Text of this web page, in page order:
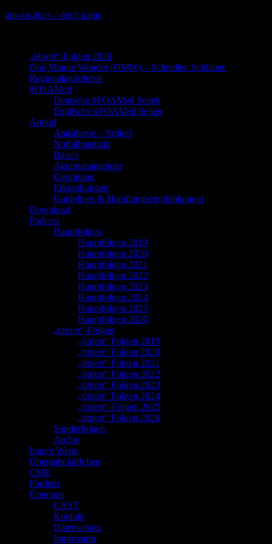
Skip
pin-up-docs – don't panic
„titriert“-Folgen 2026
One Minute Wonder (OMW) – Schneller. Schlauer.
Regionalanästhesie
#FOAMed
Deutsche #FOAMed Seiten
Englische #FOAMed Seiten
Artikel
Anästhesie – Artikel
Notfallmedizin
Basics
Akutmanagement
Gerinnung
Erkrankungen
Guidelines & Handlungsempfehlungen
Download
Podcast
Hauptfolgen
Hauptfolgen 2019
Hauptfolgen 2020
Hauptfolgen 2021
Hauptfolgen 2022
Hauptfolgen 2023
Hauptfolgen 2024
Hauptfolgen 2025
Hauptfolgen 2026
„titriert“-Folgen
„titriert“ Folgen 2019
„titriert“ Folgen 2020
„titriert“ Folgen 2021
„titriert“ Folgen 2022
„titriert“ Folgen 2023
„titriert“ Folgen 2024
„titriert“-Folgen 2025
„titriert“ Folgen 2026
Sonderfolgen
Archiv
Innere Werte
Übergabekäffchen
CME
Fördern
Über uns
CAST
Kontakt
Datenschutz
Impressum